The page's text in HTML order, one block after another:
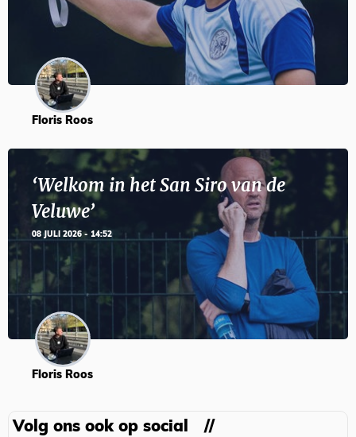
Floris Roos
‘Welkom in het San Siro van de
Veluwe’
08 JULI 2026 - 14:52
Floris Roos
Volg ons ook op social